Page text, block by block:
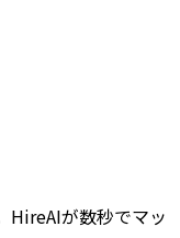
HireAIが数秒でマッ